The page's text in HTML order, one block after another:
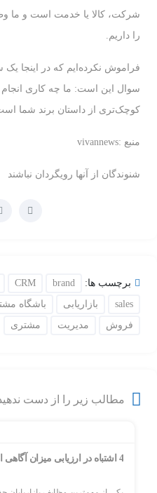
شرکت، کالا یا خدمت است و ما
را داریم.
فراموش نکرده‌ایم که در اینجا
سوال این‌ است: ما چه کاری انجام
کوچک‌تری از داستان برند شما
منبع :vivannews
شنوندگان از آنها رویگردان نباشند
برچسب ها: brand
CRM
sales
بازاریابی باشگاه
فروش
مدیریت مشتری
مطالب زیر را از دست
4 اشتباه در ارزیابی میزان آگاهی از برند